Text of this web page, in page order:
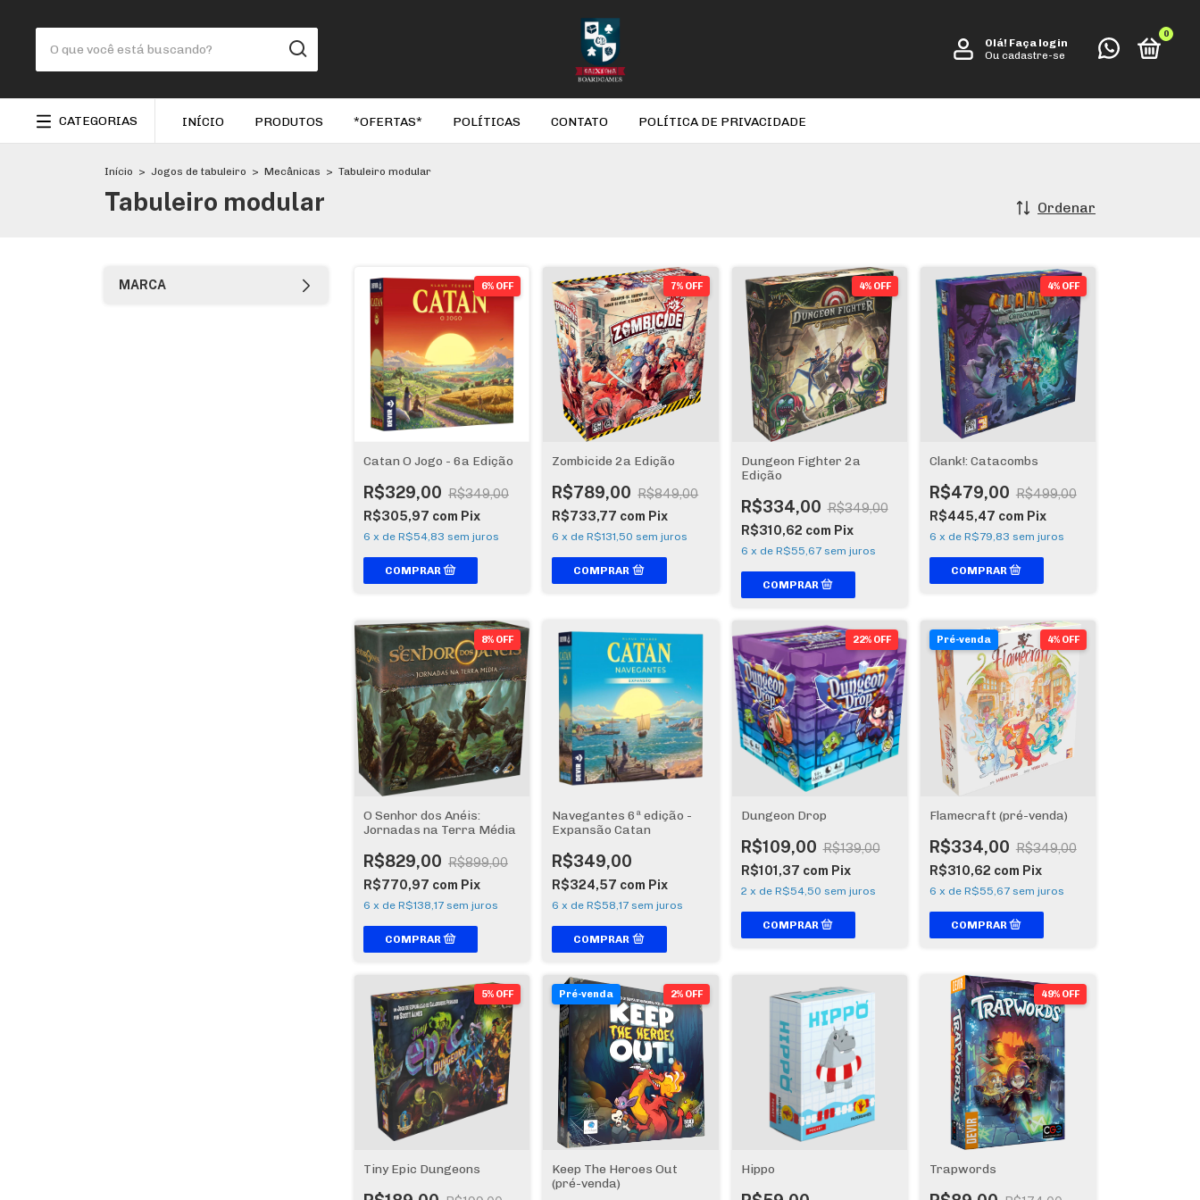
Olá! Faça login
Ou cadastre-se
0
CATEGORIAS INÍCIO PRODUTOS *OFERTAS* POLÍTICAS CONTATO POLÍTICA DE PRIVACIDADE
Início > Jogos de tabuleiro > Mecânicas > Tabuleiro modular
Tabuleiro modular Ordenar
MARCA 6% OFF
Catan O Jogo - 6a Edição
R$329,00 R$349,00
R$305,97 com Pix
6 x de R$54,83 sem juros
7% OFF
Zombicide 2a Edição
R$789,00 R$849,00
R$733,77 com Pix
6 x deR$131,50 sem juros
4% OFF
Dungeon Fighter 2a
Edição
R$334,00 R$349,00
R$310,62 com Pix
6 x de R$55,67 sem juros
4% OFF
Clank!: Catacombs
R$479,00 R$499,00
R$445,47 com Pix
6 x de R$79,83 sem juros
8% OFF
O Senhor dos Anéis:
Jornadas na Terra Média
R$829,00 R$899,00
R$770,97 com Pix
6 x de R$138,17 sem juros
Navegantes 6ª edição -
Expansão Catan
R$349,00
R$324,57 com Pix
6 x deR$58,17 sem juros
22% OFF
Dungeon Drop
R$109,00 R$139,00
R$101,37 com Pix
2 x de R$54,50 sem juros
4% OFF
Pré-venda
Flamecraft (pré-venda)
R$334,00 R$349,00
R$310,62 com Pix
6 x de R$55,67 sem juros
5% OFF
Tiny Epic Dungeons
2% OFF
Pré-venda
Keep The Heroes Out
(pré-venda)
Hippo
49% OFF
Trapwords